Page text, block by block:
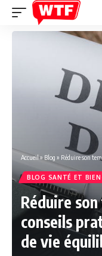
Accueil » Blog » Réduire son
BLOG SANTÉ ET
Réduire
conseils
de vie